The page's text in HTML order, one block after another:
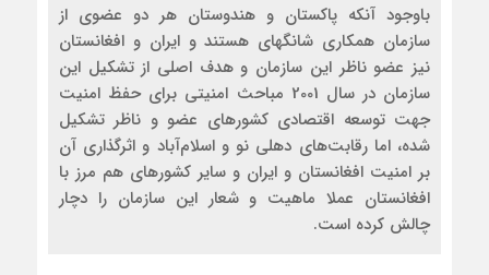
باوجود آنکه پاکستان و هندوستان هر دو عضوی از
سازمان همکاری شانگهای هستند و ایران و افغانستان
نیز عضو ناظر این سازمان و هدف اصلی از تشکیل این
سازمان در سال 2001 مباحث امنیتی برای حفظ امنیت
جهت توسعه اقتصادی کشورهای عضو و ناظر تشکیل
شده، اما رقابت‌های دهلی نو و اسلام‌آباد و اثرگذاری آن
بر امنیت افغانستان و ایران و سایر کشورهای هم مرز با
افغانستان عملا ماهیت و شعار این سازمان را دچار
چالش کرده است.